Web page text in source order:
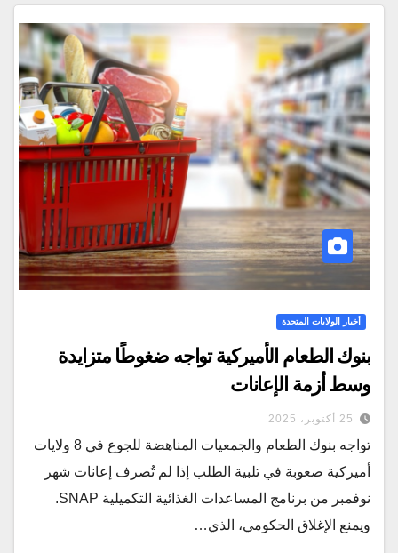
أخبار الولايات المتحدة
بنوك الطعام الأميركية تواجه ضغوطًا متزايدة
وسط أزمة الإعانات
25 أكتوبر، 2025
تواجه بنوك الطعام والجمعيات المناهضة للجوع في 8 ولايات
أميركية صعوبة في تلبية الطلب إذا لم تُصرف إعانات شهر
نوفمبر من برنامج المساعدات الغذائية التكميلية SNAP.
ويمنع الإغلاق الحكومي، الذي…